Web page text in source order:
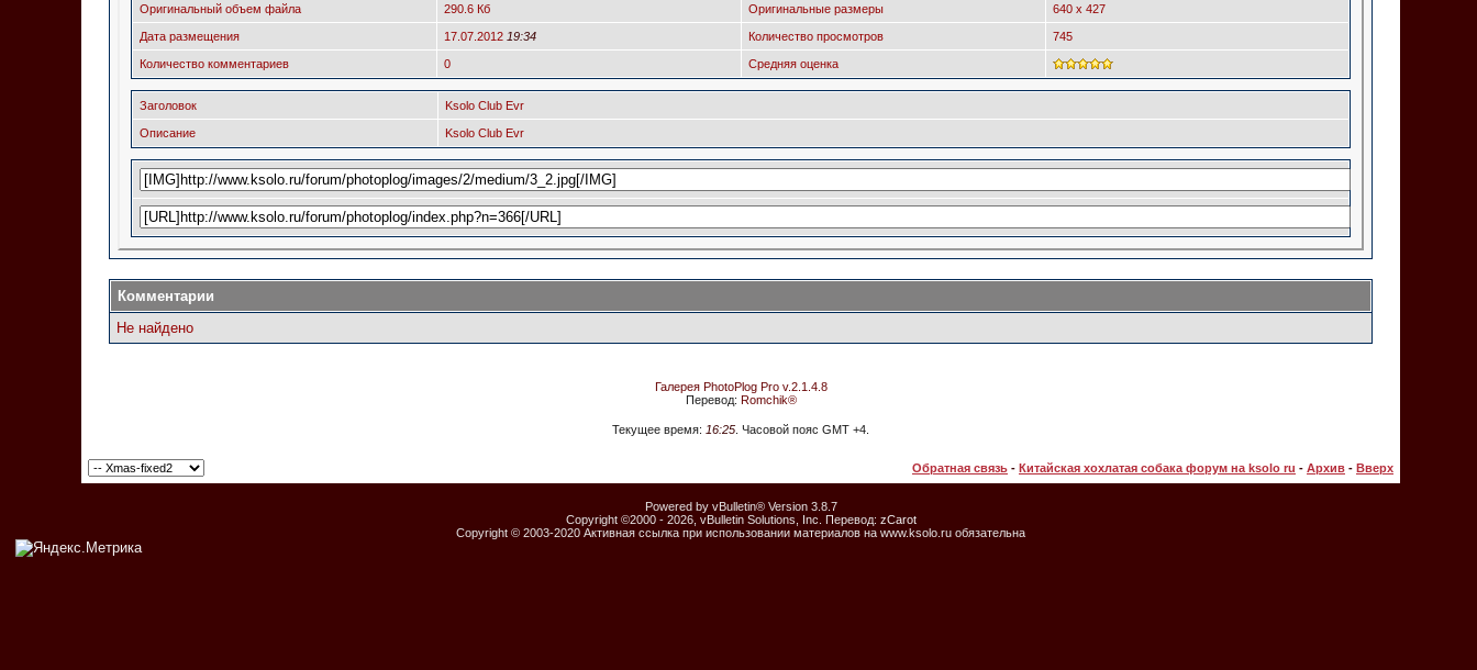
Оригинальный объем файла 290.6 Кб Оригинальные размеры 640 x 427
Дата размещения 17.07.2012 19:34 Количество просмотров 745
Количество комментариев 0 Средняя оценка
Заголовок Ksolo Club Evr
Описание Ksolo Club Evr
Комментарии
Не найдено
Галерея PhotoPlog Pro v.2.1.4.8
Перевод: Romchik®
Текущее время: 16:25 . Часовой пояс GMT +4.
Обратная связь - Китайская хохлатая собака форум на ksolo ru - Архив - Вверх
Powered by vBulletin® Version 3.8.7
Copyright ©2000 - 2026, vBulletin Solutions, Inc. Перевод: zCarot
Copyright © 2003-2020 Активная ссылка при использовании материалов на www.ksolo.ru обязательна